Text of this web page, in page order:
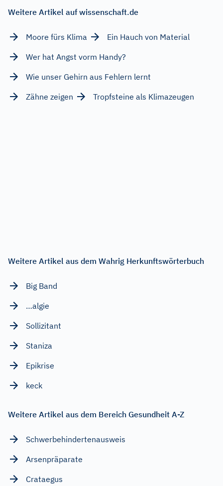
Weitere Artikel auf wissenschaft.de
Moore fürs Klima
Ein Hauch von Material
Wer hat Angst vorm Handy?
Wie unser Gehirn aus Fehlern lernt
Zähne zeigen
Tropfsteine als Klimazeugen
Weitere Artikel aus dem Wahrig Herkunftswörterbuch
Big Band
…algie
Sollizitant
Staniza
Epikrise
keck
Weitere Artikel aus dem Bereich Gesundheit A-Z
Schwerbehindertenausweis
Arsenpräparate
Crataegus